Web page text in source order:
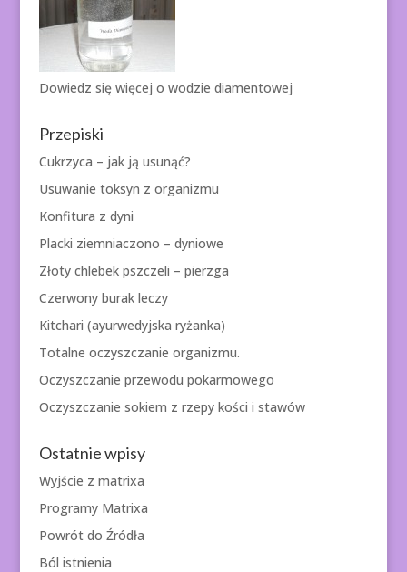
Dowiedz się więcej o wodzie diamentowej
Przepiski
Cukrzyca – jak ją usunąć?
Usuwanie toksyn z organizmu
Konfitura z dyni
Placki ziemniaczono – dyniowe
Złoty chlebek pszczeli – pierzga
Czerwony burak leczy
Kitchari (ayurwedyjska ryżanka)
Totalne oczyszczanie organizmu.
Oczyszczanie przewodu pokarmowego
Oczyszczanie sokiem z rzepy kości i stawów
Ostatnie wpisy
Wyjście z matrixa
Programy Matrixa
Powrót do Źródła
Ból istnienia